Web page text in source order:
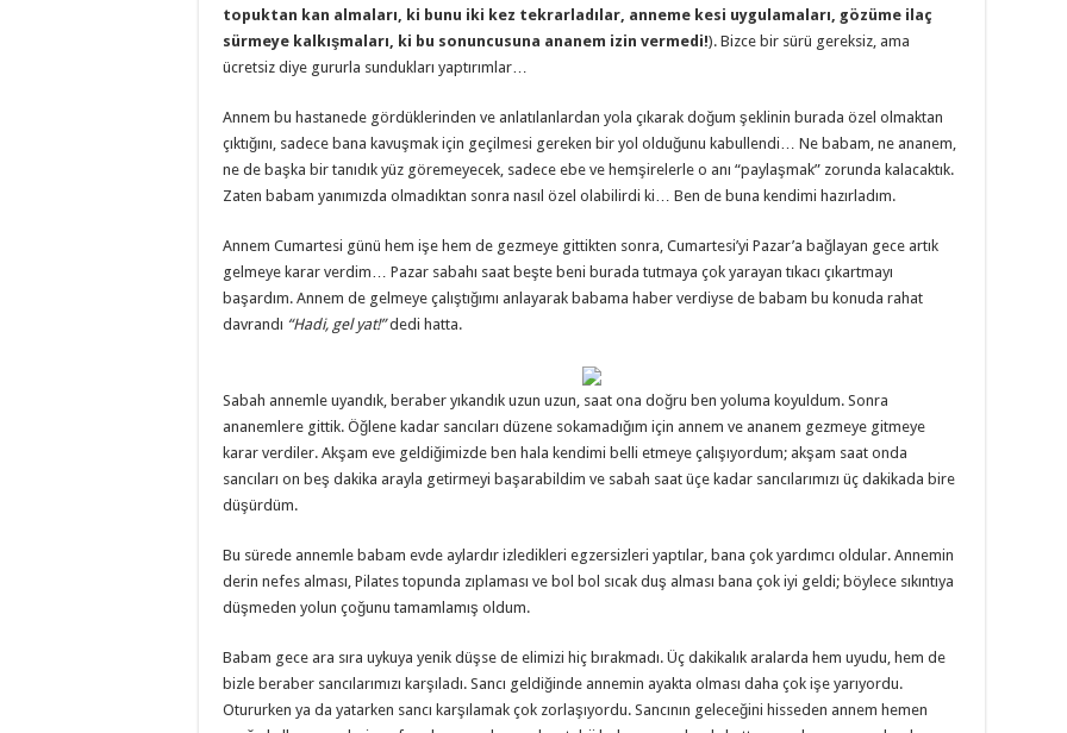
topuktan kan almaları, ki bunu iki kez tekrarladılar, anneme kesi uygulamaları, gözüme ilaç
sürmeye kalkışmaları, ki bu sonuncusuna ananem izin vermedi!). Bizce bir sürü gereksiz, ama
ücretsiz diye gururla sundukları yaptırımlar…
Annem bu hastanede gördüklerinden ve anlatılanlardan yola çıkarak doğum şeklinin burada özel olmaktan
çıktığını, sadece bana kavuşmak için geçilmesi gereken bir yol olduğunu kabullendi… Ne babam, ne ananem,
ne de başka bir tanıdık yüz göremeyecek, sadece ebe ve hemşirelerle o anı “paylaşmak” zorunda kalacaktık.
Zaten babam yanımızda olmadıktan sonra nasıl özel olabilirdi ki… Ben de buna kendimi hazırladım.
Annem Cumartesi günü hem işe hem de gezmeye gittikten sonra, Cumartesi’yi Pazar’a bağlayan gece artık
gelmeye karar verdim… Pazar sabahı saat beşte beni burada tutmaya çok yarayan tıkacı çıkartmayı
başardım. Annem de gelmeye çalıştığımı anlayarak babama haber verdiyse de babam bu konuda rahat
davrandı “Hadi, gel yat!”dedi hatta.
Sabah annemle uyandık, beraber yıkandık uzun uzun, saat ona doğru ben yoluma koyuldum. Sonra
ananemlere gittik. Öğlene kadar sancıları düzene sokamadığım için annem ve ananem gezmeye gitmeye
karar verdiler. Akşam eve geldiğimizde ben hala kendimi belli etmeye çalışıyordum; akşam saat onda
sancıları on beş dakika arayla getirmeyi başarabildim ve sabah saat üçe kadar sancılarımızı üç dakikada bire
düşürdüm.
Bu sürede annemle babam evde aylardır izledikleri egzersizleri yaptılar, bana çok yardımcı oldular. Annemin
derin nefes alması, Pilates topunda zıplaması ve bol bol sıcak duş alması bana çok iyi geldi; böylece sıkıntıya
düşmeden yolun çoğunu tamamlamış oldum.
Babam gece ara sıra uykuya yenik düşse de elimizi hiç bırakmadı. Üç dakikalık aralarda hem uyudu, hem de
bizle beraber sancılarımızı karşıladı. Sancı geldiğinde annemin ayakta olması daha çok işe yarıyordu.
Otururken ya da yatarken sancı karşılamak çok zorlaşıyordu. Sancının geleceğini hisseden annem hemen